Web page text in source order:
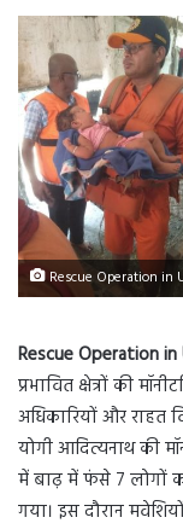
Rescue Operation in
Rescue Operation in
प्रभावित क्षेत्रों की
अधिकारियों और राहत
योगी आदित्यनाथ की
में बाढ़ में फंसे 7 लोगों
गया। इस दौरान